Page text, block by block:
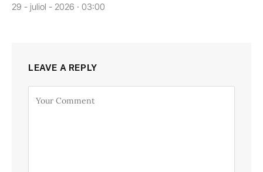
29 - juliol - 2026 · 03:00
LEAVE A REPLY